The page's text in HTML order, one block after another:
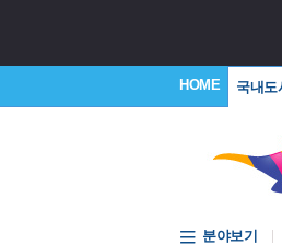
HOME 국내도
분야보기